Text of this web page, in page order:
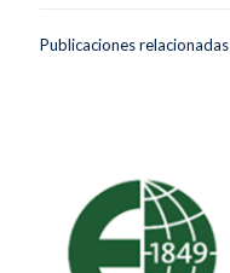
Publicaciones relacionadas